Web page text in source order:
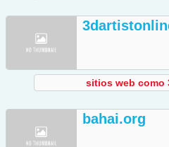
sitios web como
bahai.org